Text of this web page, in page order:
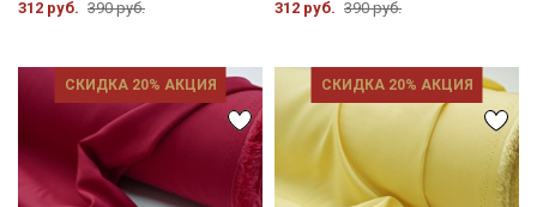
312 руб. 390 руб. 312 руб. 390 руб.
СКИДКА 20% АКЦИЯ СКИДКА 20% АКЦИЯ